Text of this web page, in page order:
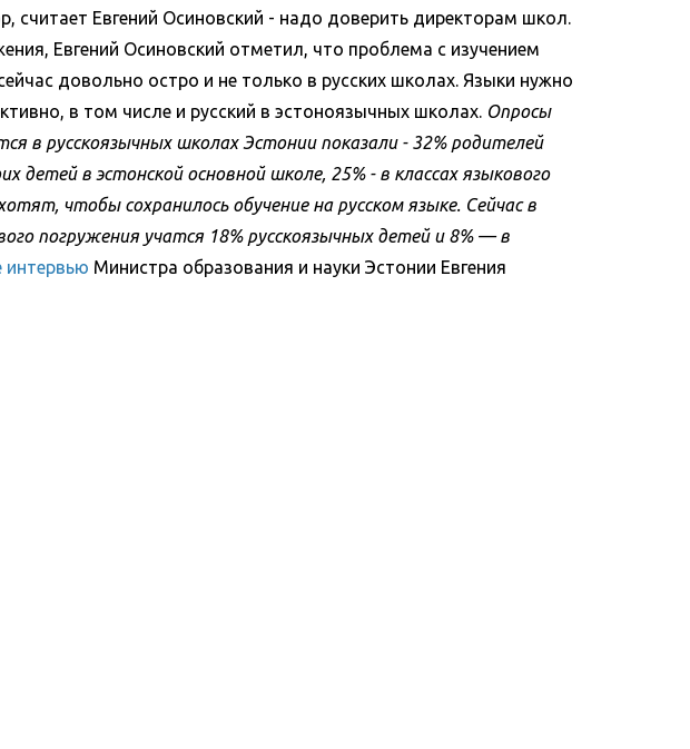
считает Евгений Осиновский - надо доверить директорам школ.
Евгений Осиновский отметил, что проблема с изучением
довольно остро и не только в русских школах. Языки нужно
в том числе и русский в эстоноязычных школах. Опросы
в русскоязычных школах Эстонии показали - 32% родителей
детей в эстонской основной школе, 25% - в классах языкового
чтобы сохранилось обучение на русском языке. Сейчас в
погружения учатся 18% русскоязычных детей и 8% — в
интервью Министра образования и науки Эстонии Евгения